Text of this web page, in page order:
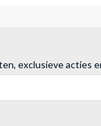
exclusieve acties